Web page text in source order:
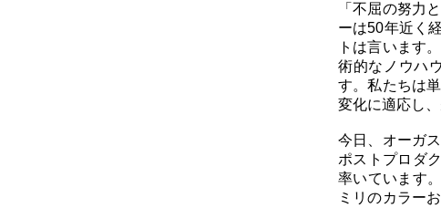
「不屈の努力
ーは50年近く
トは言います
術的なノウハ
す。私たちは
変化に適応し
今日、オーガ
ポストプロダ
率いています
ミリのカラー